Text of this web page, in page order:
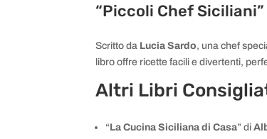
“Piccoli Chef Siciliani”
Scritto da Lucia Sardo, una chef
libro offre ricette facili e divertenti,
Altri Libri
“La Cucina Siciliana di Casa” di